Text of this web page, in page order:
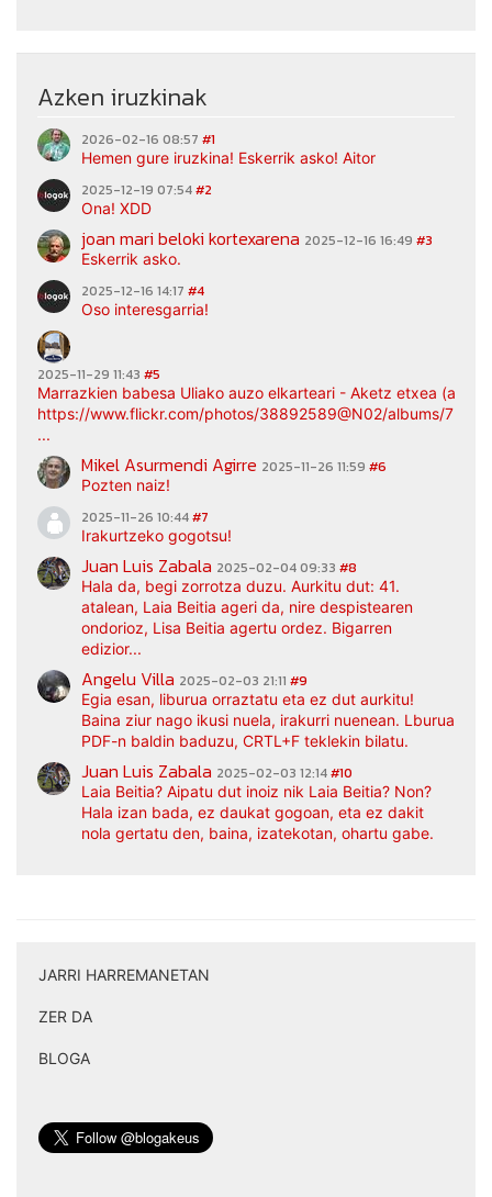
Azken iruzkinak
2026-02-16 08:57 #1
Hemen gure iruzkina! Eskerrik asko! Aitor
2025-12-19 07:54#2
Ona! XDD
joan mari beloki kortexarena 2025-12-16 16:49 #3
Eskerrik asko.
2025-12-16 14:17 #4
Oso interesgarria!
2025-11-29 11:43 #5
Marrazkien babesa Uliako auzo elkarteari - Aketz etxea
https://www.flickr.com/photos/38892589@N02/albums/
...
Mikel Asurmendi Agirre 2025-11-26 11:59 #6
Pozten naiz!
2025-11-26 10:44#7
Irakurtzeko gogotsu!
Juan Luis Zabala 2025-02-04 09:33 #8
Hala da, begi zorrotza duzu. Aurkitu dut: 41.
atalean, Laia Beitia ageri da, nire despistearen
ondorioz, Lisa Beitia agertu ordez. Bigarren
edizior...
Angelu Villa 2025-02-03 21:11 #9
Egia esan, liburua orraztatu eta ez dut aurkitu!
Baina ziur nago ikusi nuela, irakurri nuenean. Lburua
PDF-n baldin baduzu, CRTL+F teklekin bilatu.
Juan Luis Zabala 2025-02-03 12:14#10
Laia Beitia? Aipatu dut inoiz nik Laia Beitia? Non?
Hala izan bada, ez daukat gogoan, eta ez dakit
nola gertatu den, baina, izatekotan, ohartu gabe.
JARRI HARREMANETAN
ZER DA
BLOGA